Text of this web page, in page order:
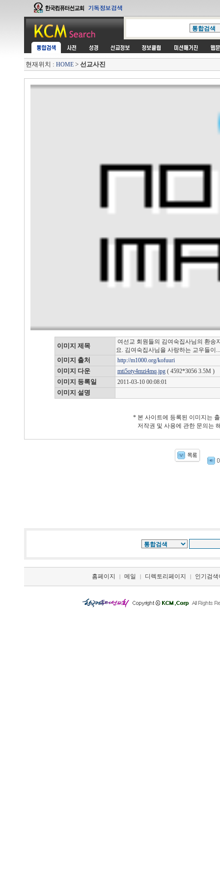
현재위치 : HOME > 선교사진
이미지 제목
여선교 회원들의 김여숙집사님의 환송
요. 김여숙집사님을 사랑하는 교우들이...
이미지 출처 http://m1000.org/kofuuri
이미지 다운 mti5oty4mzi4mq.jpg ( 4592*3056 3.5M )
이미지 등록일 2011-03-10 00:08:01
이미지 설명
* 본 사이트에 등록된 이미지는
저작권 및 사용에 관한 문의는
홈페이지 | 메일 | 디렉토리페이지 | 인기검색